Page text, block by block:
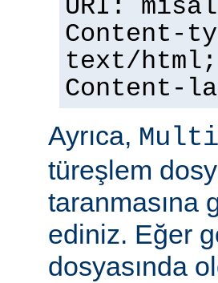
URI:
Content-
text/
Content-
Ayrıca,
türeşlem
taranmasına
ediniz. Eğer
dosyasında